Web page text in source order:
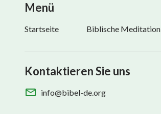
Menü
Startseite Biblische Meditation
Kontaktieren Sie uns
info@bibel-de.org